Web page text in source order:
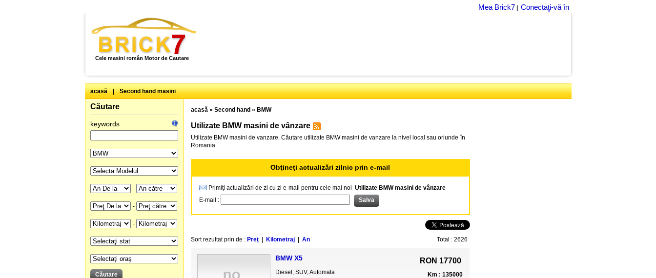
Mea Brick7 Conectaţi-vă în
Cele masini român Motor de Cautare
acasă | Second hand masini
Căutare
keywords
-
-
-
acasă» Second hand » BMW
Utilizate BMW masini de vânzare
Utilizate BMW masini de vanzare. Căutare utilizate BMW masini de vanzare la nivel local sau oriunde în
Romania
Obţineţi actualizări zilnic prin e-mail
Primiţi actualizări de zi cu zi e-mail pentru cele mai noi Utilizate BMW masini de vânzare
E-mail :
Sort rezultat prin de : Preţ| Kilometraj| An Total : 2626
BMW X5
Diesel, SUV, Automata
RON 17700
Km : 135000